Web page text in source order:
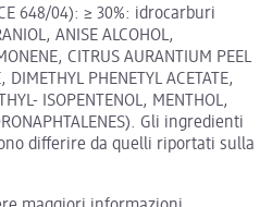
648/04): ≥ 30%: idrocarburi
ANISE ALCOHOL,
CITRUS AURANTIUM PEEL
PHENETYL ACETATE,
ISOPENTENOL, MENTHOL,
Gli ingredienti
differire da quelli riportati sulla